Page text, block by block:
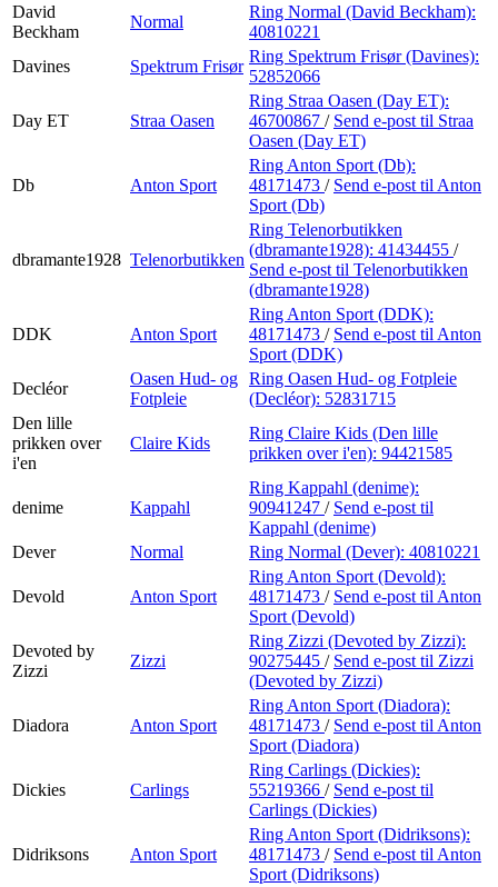
David
Beckham
Normal
Ring Normal (David Beckham):
40810221
Davines
Spektrum Frisør
Ring Spektrum Frisør (Davines):
52852066
Day ET Straa Oasen
Ring Straa Oasen (Day ET):
46700867 / Send e-post til Straa
Oasen (Day ET)
Db Anton Sport
Ring Anton Sport (Db):
48171473 / Send e-post til Anton
Sport (Db)
dbramante1928 Telenorbutikken
Ring Telenorbutikken
(dbramante1928): 41434455 /
Send e-post til Telenorbutikken
(dbramante1928)
DDK Anton Sport
Ring Anton Sport (DDK):
48171473 / Send e-post til Anton
Sport (DDK)
Decléor
Oasen Hud- og
Fotpleie
Ring Oasen Hud- og Fotpleie
(Decléor): 52831715
Den lille
prikken over
i'en
Claire Kids
Ring Claire Kids (Den lille
prikken over i'en): 94421585
denime Kappahl
Ring Kappahl (denime):
90941247 / Send e-post til
Kappahl (denime)
Dever
Normal Ring Normal (Dever): 40810221
Devold Anton Sport
Ring Anton Sport (Devold):
48171473 / Send e-post til Anton
Sport (Devold)
Devoted by
Zizzi
Zizzi
Ring Zizzi (Devoted by Zizzi):
90275445 / Send e-post til Zizzi
(Devoted by Zizzi)
Diadora Anton Sport
Ring Anton Sport (Diadora):
48171473 / Send e-post til Anton
Sport (Diadora)
Dickies Carlings
Ring Carlings (Dickies):
55219366 / Send e-post til
Carlings (Dickies)
Didriksons Anton Sport
Ring Anton Sport (Didriksons):
48171473 / Send e-post til Anton
Sport (Didriksons)